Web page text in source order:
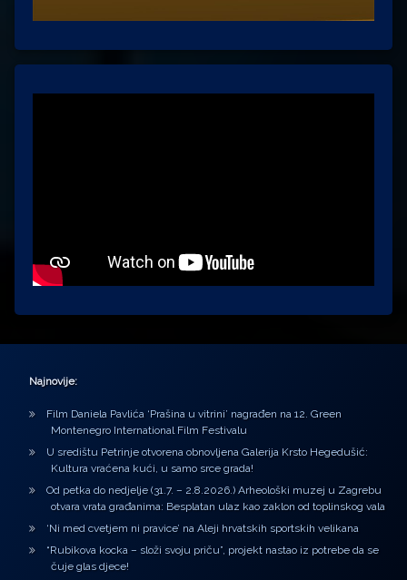
Najnovije:
Film Daniela Pavlića ‘Prašina u vitrini’ nagrađen na 12. Green
Montenegro International Film Festivalu
U središtu Petrinje otvorena obnovljena Galerija Krsto Hegedušić:
Kultura vraćena kući, u samo srce grada!
Od petka do nedjelje (31.7. – 2.8.2026.) Arheološki muzej u Zagrebu
otvara vrata građanima: Besplatan ulaz kao zaklon od toplinskog vala
‘Ni med cvetjem ni pravice’ na Aleji hrvatskih sportskih velikana
“Rubikova kocka – složi svoju priču”, projekt nastao iz potrebe da se
čuje glas djece!